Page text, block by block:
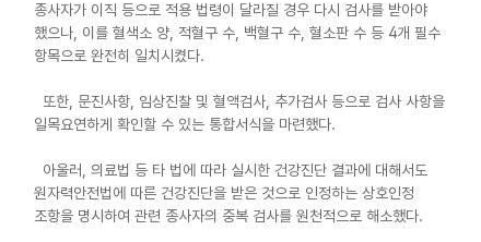
종사자가 이직 등으로 적용 법령이 달라질 경우 다시 검사를 받아야
했으나, 이를 혈색소 양, 적혈구 수, 백혈구 수, 혈소판 수 등 4개 필수
항목으로 완전히 일치시켰다.
또한, 문진사항, 임상진찰 및 혈액검사, 추가검사 등으로 검사 사항을
일목요연하게 확인할 수 있는 통합서식을 마련했다.
아울러, 의료법 등 타 법에 따라 실시한 건강진단 결과에 대해서도
원자력안전법에 따른 건강진단을 받은 것으로 인정하는 상호인정
조항을 명시하여 관련 종사자의 중복 검사를 원천적으로 해소했다.